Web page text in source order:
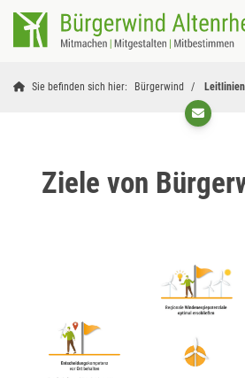
Sie befinden sich hier: Bürgerwind
Ziele von